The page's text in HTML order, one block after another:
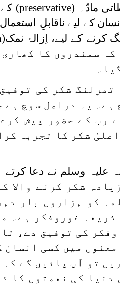
مادّہ (preservative)
کے لیے ناقابلِ
کے لیے، اِزالۂ نمک
سمندروں کا
شکر کی
یہ دراصل سوچ ہے
رب کے حضور پیش
شکر کا تجربہ
علیہ وسلم نے دعا کرتے
شکر کرنے والا
کو ہزاروں بار
غوروفکر ہے۔
کی توفیق دے،
میں کسی انسان
تو آپ پائیں گے کہ
دنیا کی نعمتوں کا